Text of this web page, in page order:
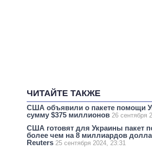
ЧИТАЙТЕ ТАКЖЕ
США объявили о пакете помощи
сумму $375 миллионов 26 сентября
США готовят для Украины пакет
более чем на 8 миллиардов
Reuters 25 сентября 2024, 23:31